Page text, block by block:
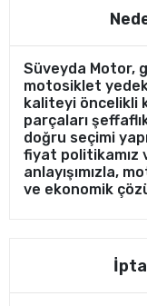
Süveyda Motor,
motosiklet
kaliteyi öncelikli
parçaları
doğru seçimi
fiyat politikamız
anlayışımızla,
ve ekonomik